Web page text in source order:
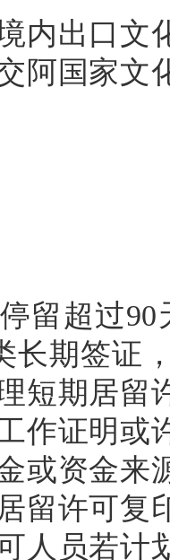
出口文化
阿国家文
超过90
长期签证
短期居留
作证明或
或资金来
留许可复
人员若计